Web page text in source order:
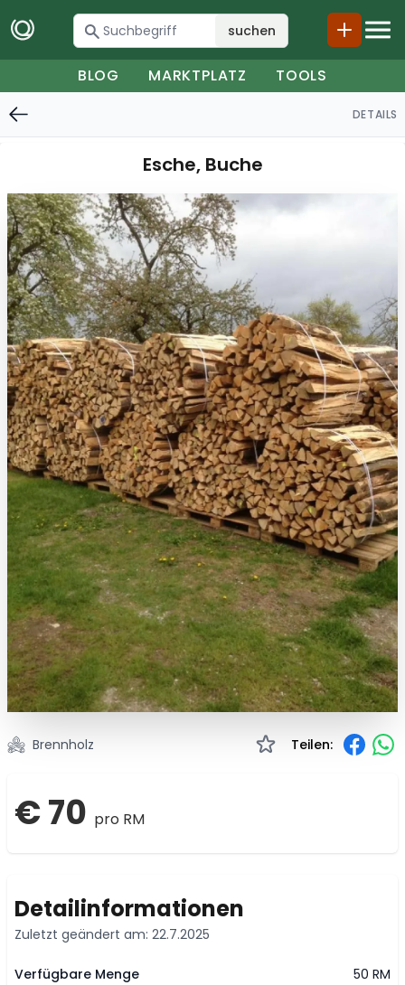
suchen
BLOG MARKTPLATZ TOOLS
DETAILS
Esche, Buche
Brennholz Teilen:
€ 70 pro RM
Detailinformationen
Zuletzt geändert am: 22.7.2025
Verfügbare Menge 50 RM